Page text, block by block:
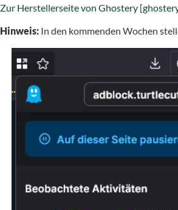
Zur Herstellerseite von Ghostery
Hinweis: In den kommenden Wochen